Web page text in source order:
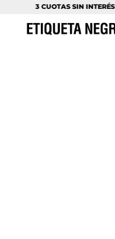
3 CUOTAS SIN INTERÉS